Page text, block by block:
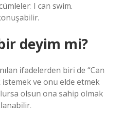
I can swim.
deyim mi?
ifadelerden biri de “Can
istemek ve onu elde etmek
olsun ona sahip olmak